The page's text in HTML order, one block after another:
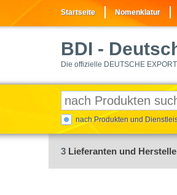
Startseite Nomenklatur
BDI -
Die offizielle DEUTSCHE
nach Produkten und
3 Lieferanten und